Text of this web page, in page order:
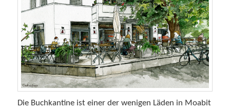
Die Buchkantine ist einer der wenigen Läden in Moabit